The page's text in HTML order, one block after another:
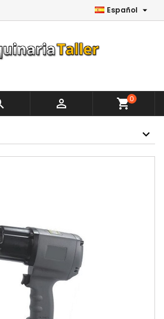
Español 
 shopping_cart0